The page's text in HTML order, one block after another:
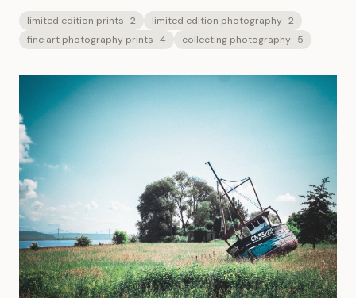
limited edition prints · 2 limited edition photography· 2
fine art photography prints · 4 collecting photography· 5